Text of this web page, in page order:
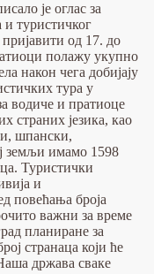
је оглас за
и туристичког
од 17. до
полажу укупно
након чега добијају
тура у
водиче и пратиоце
страних језика, као
шпански,
земљи имамо 1598
Туристички
и
повећања броја
важни за време
планиране за
странаца који ће
држава сваке